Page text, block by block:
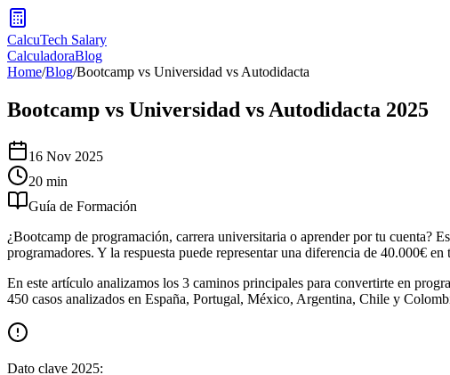
CalcuTech Salary
CalculadoraBlog
Home/Blog/Bootcamp vs Universidad vs Autodidacta
Bootcamp vs Universidad vs Autodidacta 2025
16 Nov 2025
20 min
Guía de Formación
¿Bootcamp de programación, carrera universitaria o aprender por tu cuenta?
programadores. Y la respuesta puede representar una diferencia de 40.000€
En este artículo analizamos los 3 caminos principales para convertirte en
450 casos analizados en España, Portugal, México, Argentina, Chile y
Dato clave 2025: